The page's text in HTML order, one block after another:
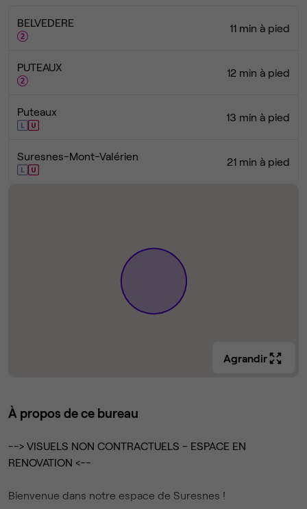
BELVEDERE 11 min à pied
PUTEAUX 12 min à pied
Puteaux 13 min à pied
Suresnes-Mont-Valérien 21 min à pied
Agrandir
À propos de ce bureau
--> VISUELS NON CONTRACTUELS - ESPACE EN
RENOVATION <--
Bienvenue dans notre espace de Suresnes !